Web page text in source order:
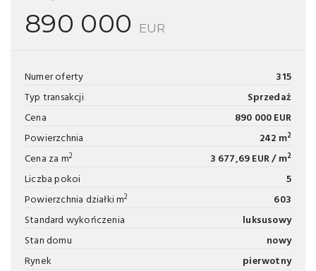
890 000 EUR
Numer oferty
315
Typ transakcji
Sprzedaż
Cena
890 000 EUR
Powierzchnia
242 m2
Cena za m2 3 677,69 EUR / m2
Liczba pokoi
5
Powierzchnia działki m2
603
Standard wykończenia
luksusowy
Stan domu
nowy
Rynek
pierwotny